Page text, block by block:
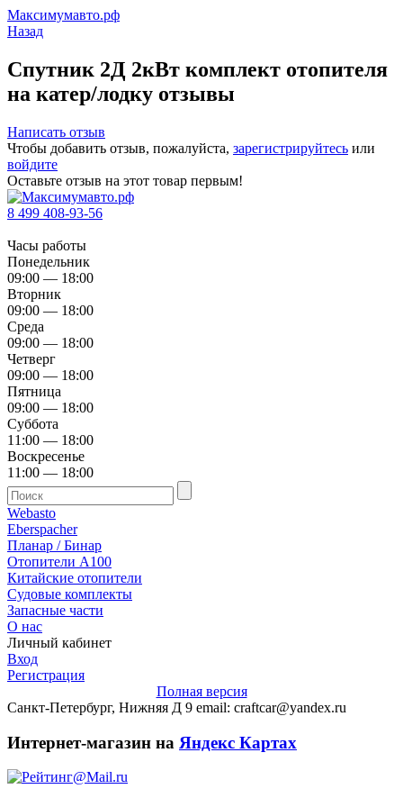
Максимумавто.рф
Назад
Спутник 2Д 2кВт комплект отопителя
на катер/лодку отзывы
Написать отзыв
Чтобы добавить отзыв, пожалуйста, зарегистрируйтесь или
войдите
Оставьте отзыв на этот товар первым!
8 499 408-93-56
Часы работы
Понедельник
09:00 — 18:00
Вторник
09:00 — 18:00
Среда
09:00 — 18:00
Четверг
09:00 — 18:00
Пятница
09:00 — 18:00
Суббота
11:00 — 18:00
Воскресенье
11:00 — 18:00
Webasto
Eberspacher
Планар / Бинар
Отопители А100
Китайские отопители
Судовые комплекты
Запасные части
О нас
Личный кабинет
Вход
Регистрация
Полная версия
Санкт-Петербург, Нижняя Д 9 email: craftcar@yandex.ru
Интернет-магазин на Яндекс Картах